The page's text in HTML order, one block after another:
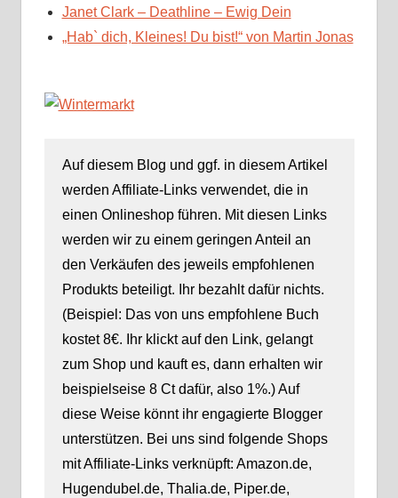
Janet Clark – Deathline – Ewig Dein
„Hab` dich, Kleines! Du bist!“ von Martin Jonas
Auf diesem Blog und ggf. in diesem Artikel
werden Affiliate-Links verwendet, die in
einen Onlineshop führen. Mit diesen Links
werden wir zu einem geringen Anteil an
den Verkäufen des jeweils empfohlenen
Produkts beteiligt. Ihr bezahlt dafür nichts.
(Beispiel: Das von uns empfohlene Buch
kostet 8€. Ihr klickt auf den Link, gelangt
zum Shop und kauft es, dann erhalten wir
beispielseise 8 Ct dafür, also 1%.) Auf
diese Weise könnt ihr engagierte Blogger
unterstützen. Bei uns sind folgende Shops
mit Affiliate-Links verknüpft: Amazon.de,
Hugendubel.de, Thalia.de, Piper.de,